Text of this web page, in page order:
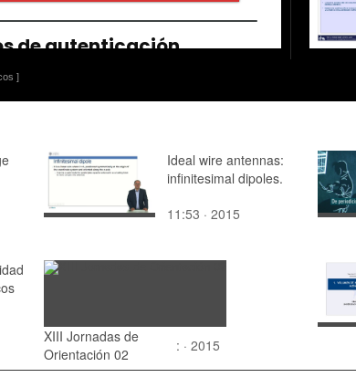
]
Ideal wire antennas:
infinitesimal dipoles.
11:53 · 2015
XIII Jornadas de
Orientación 02
: · 2015